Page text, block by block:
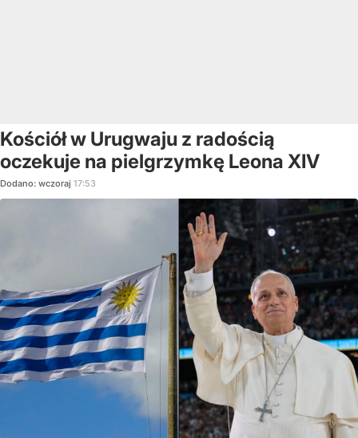
Kościół w Urugwaju z radością
oczekuje na pielgrzymkę Leona XIV
Dodano: wczoraj 17:53